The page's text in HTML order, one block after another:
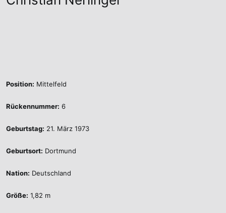
Position: Mittelfeld
Rückennummer: 6
Geburtstag: 21. März 1973
Geburtsort: Dortmund
Nation: Deutschland
Größe: 1,82 m